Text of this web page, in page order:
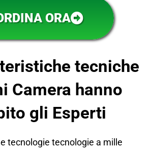
ORA
tecniche
Camera hanno
gli Esperti
tecnologie tecnologie a mille